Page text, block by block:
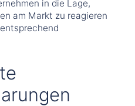
in die Lage,
am Markt zu reagieren